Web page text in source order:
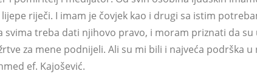
riječi. I imam je čovjek kao i drugi sa istim
svima treba dati njihovo pravo, i moram priznati da su
za mene podnijeli. Ali su mi bili i najveća podrška u
ef. Kajošević.